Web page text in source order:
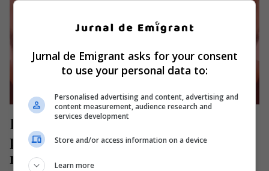
Român de 32 de ani plecat la muncă
peste hotare, căutat cu disperare de
mama sa din România
Jurnal de Emigrant asks for your consent
to use your personal data to:
Personalised advertising and content, advertising and
content measurement, audience research and
services development
Store and/or access information on a device
Learn more